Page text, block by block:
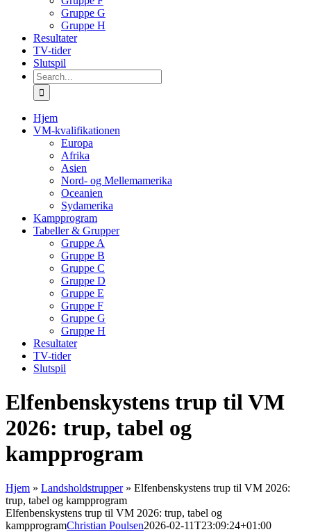
Gruppe G
Gruppe H
Resultater
TV-tider
Slutspil
Search
for:
Hjem
VM-kvalifikationen
Europa
Afrika
Asien
Nord- og Mellemamerika
Oceanien
Sydamerika
Kampprogram
Tabeller & Grupper
Gruppe A
Gruppe B
Gruppe C
Gruppe D
Gruppe E
Gruppe F
Gruppe G
Gruppe H
Resultater
TV-tider
Slutspil
Elfenbenskystens trup til VM
2026: trup, tabel og
kampprogram
Hjem » Landsholdstrupper» Elfenbenskystens trup til VM 2026:
trup, tabel og kampprogram
Elfenbenskystens trup til VM 2026: trup, tabel og
kampprogramChristian Poulsen2026-02-11T23:09:24+01:00